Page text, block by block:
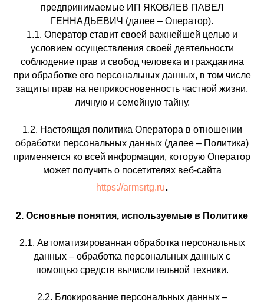
предпринимаемые ИП ЯКОВЛЕВ ПАВЕЛ
ГЕННАДЬЕВИЧ (далее – Оператор).
1.1. Оператор ставит своей важнейшей целью и
условием осуществления своей деятельности
соблюдение прав и свобод человека и гражданина
при обработке его персональных данных, в том числе
защиты прав на неприкосновенность частной жизни,
личную и семейную тайну.
1.2. Настоящая политика Оператора в отношении
обработки персональных данных (далее – Политика)
применяется ко всей информации, которую Оператор
может получить о посетителях веб-сайта
https://armsrtg.ru.
2. Основные понятия, используемые в Политике
2.1. Автоматизированная обработка персональных
данных – обработка персональных данных с
помощью средств вычислительной техники.
2.2. Блокирование персональных данных –